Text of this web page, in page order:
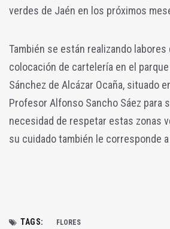
verdes de Jaén en los próximos
También se están realizando
colocación de cartelería en el parque
Sánchez de Alcázar Ocaña, situado
Profesor Alfonso Sancho Sáez para
necesidad de respetar estas zonas
su cuidado también le corresponde
TAGS: FLORES